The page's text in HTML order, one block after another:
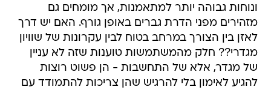
ונוחות גבוהה יותר למתאמנות, אך מומחים גם
מזהירים מפני הדרת גברים באופן גורף. האם יש דרך
לאזן בין הצורך במרחב בטוח לבין עקרונות של שוויון
מגדרי?? חלק מהמשתמשות טוענות שזה לא עניין
של מגדר, אלא של התחשבות - הן פשוט רוצות
להגיע לאימון בלי להרגיש שהן צריכות להתמודד עם